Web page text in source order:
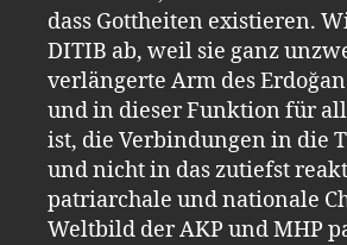
dass Gottheiten existieren.
DITIB ab, weil sie ganz
verlängerte Arm des
und in dieser Funktion für
ist, die Verbindungen in die
und nicht in das zutiefst
patriarchale und nationale
Weltbild der AKP und MHP